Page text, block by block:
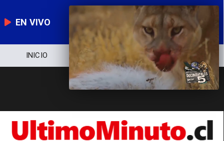
EN VIVO
INICIO NOTICIERO POLÍTICA